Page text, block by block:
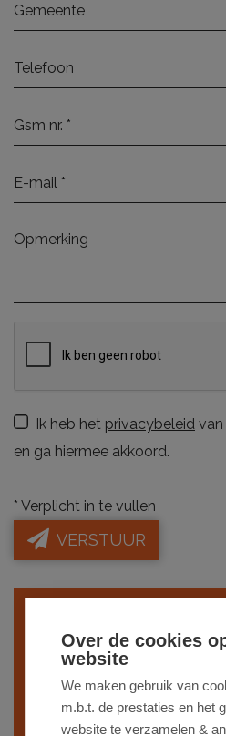
Ik heb het privacybeleid
en ga hiermee akkoord.
* Verplicht in te vullen
VERSTUUR
pand,schrijf je dan in
en blijf op de hoogte
Over de cookies
website
We maken gebruik van
m.b.t. de prestaties en het
website te verzamelen &